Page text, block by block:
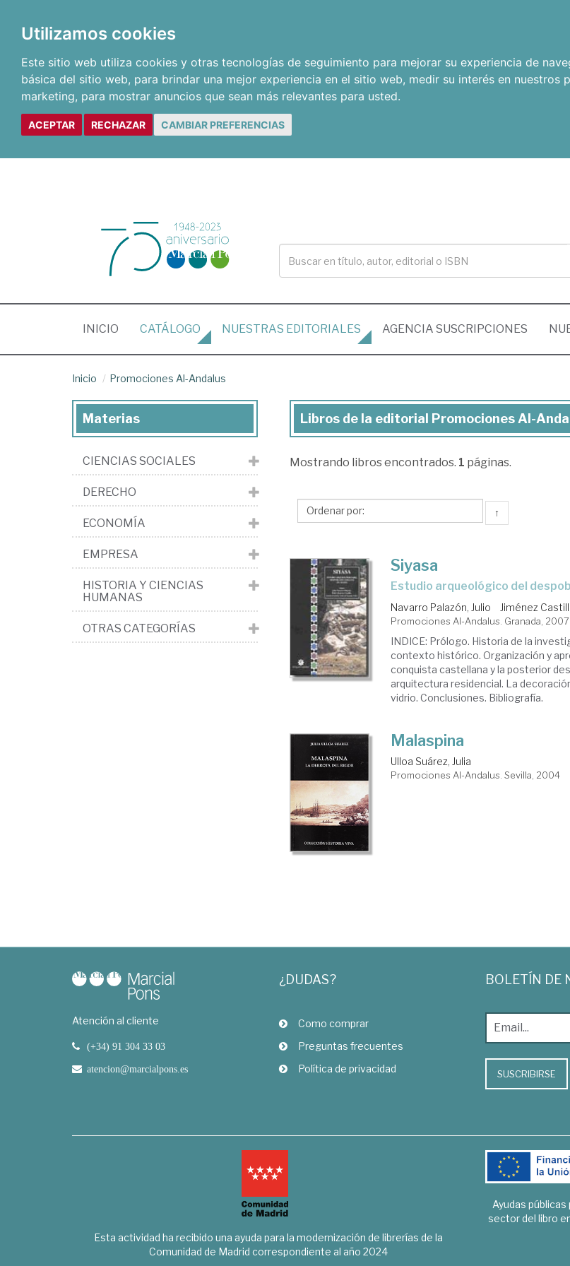
Utilizamos cookies
Este sitio web utiliza cookies y otras tecnologías de seguimiento para mejorar su experiencia de
básica del sitio web, para brindar una mejor experiencia en el sitio web, medir su interés en nuestros
marketing, para mostrar anuncios que sean más relevantes para usted.
ACEPTAR RECHAZAR CAMBIAR PREFERENCIAS
INICIO (CURRENT)
CATÁLOGO NUESTRAS EDITORIALES AGENCIA SUSCRIPCIONES
Inicio Promociones Al-Andalus
Libros
la
Promociones
Andalus
Libros de la editorial Promociones Al-
Mostrando libros encontrados. 1 páginas.
↑
Siyasa
estudio arqueológico del
Navarro Palazón, Julio Jiménez
Promociones Al-Andalus. Granada, 2007
INDICE: Prólogo. Historia de la
contexto histórico. Organización y
conquista castellana y la posterior
arquitectura residencial. La
vidrio. Conclusiones. Bibliografía.
Malaspina
Ulloa Suárez, Julia
Promociones Al-Andalus. Sevilla, 2004
Materias
CIENCIAS SOCIALES
DERECHO
ECONOMÍA
EMPRESA
HISTORIA Y CIENCIAS
HUMANAS
OTRAS CATEGORÍAS
Atención al cliente
(+34) 91 304 33 03
atencion@marcialpons.es
¿DUDAS?
Como comprar
Preguntas frecuentes
Política de privacidad
BOLETÍN DE
SUSCRIBIRSE
Esta actividad ha recibido una ayuda para la modernización de librerías de la
Comunidad de Madrid correspondiente al año 2024
Ayudas
sector del libro